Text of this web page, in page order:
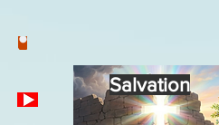
Salvation